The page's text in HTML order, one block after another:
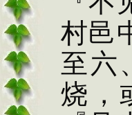
村邑
至六
烧，